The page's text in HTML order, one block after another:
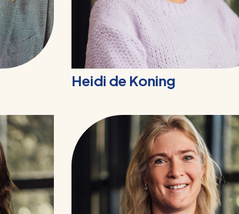
Heidi de Koning